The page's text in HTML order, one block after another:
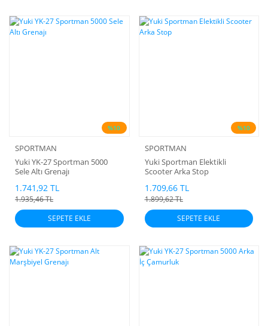
%10
SPORTMAN
Yuki YK-27 Sportman 5000
Sele Altı Grenajı
1.741,92 TL
1.935,46 TL
SEPETE EKLE
%10
SPORTMAN
Yuki Sportman Elektikli
Scooter Arka Stop
1.709,66 TL
1.899,62 TL
SEPETE EKLE